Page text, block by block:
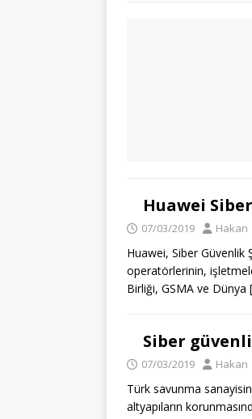
Huawei
07/03/2019 Hakan
Huawei, Siber Güvenlik
operatörlerinin,
Birliği, GSMA ve Dünya
Siber
07/03/2019 Hakan
Türk savunma
altyapıların